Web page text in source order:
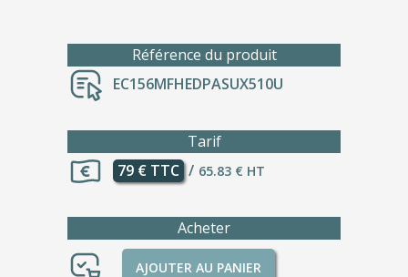
Référence du produit
EC156MFHEDPASUX510U
Tarif
79 € TTC / 65.83 € HT
Acheter
AJOUTER AU PANIER